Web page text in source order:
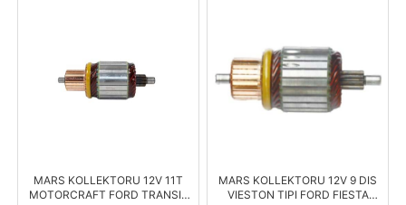
MARS KOLLEKTORU 12V 11T
MOTORCRAFT FORD TRANSIT
MARS KOLLEKTORU 12V 9 DIS
VIESTON TIPI FORD FIESTA